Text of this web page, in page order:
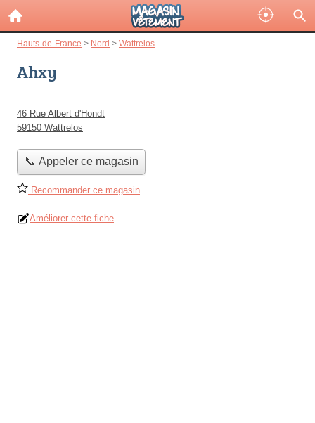
Hauts-de-France > Nord > Wattrelos
Ahxy
46 Rue Albert d'Hondt
59150 Wattrelos
📞 Appeler ce magasin
Recommander ce magasin
Améliorer cette fiche